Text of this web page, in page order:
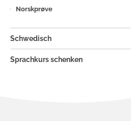
Norskprøve
Schwedisch
Sprachkurs schenken